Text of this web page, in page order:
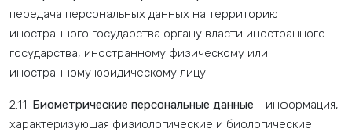
передача персональных данных на территорию
иностранного государства органу власти иностранного
государства, иностранному физическому или
иностранному юридическому лицу.
2.11. Биометрические персональные данные - информация,
характеризующая физиологические и биологические